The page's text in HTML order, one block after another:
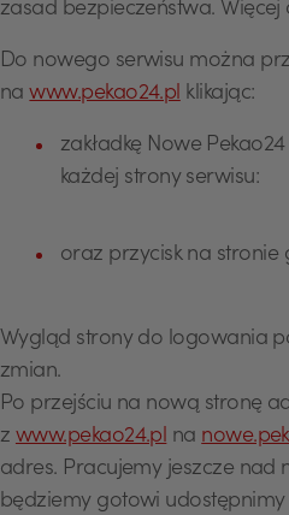
zasad bezpieczeństwa. Więcej
Do nowego serwisu można
nawww.pekao24.pl klikając:
zakładkę Nowe
każdej strony serwisu:
oraz przycisk na stronie
Wygląd strony do logowania
zmian.
Po przejściu na nową stronę
z www.pekao24.pl na
adres. Pracujemy jeszcze nad
będziemy gotowi